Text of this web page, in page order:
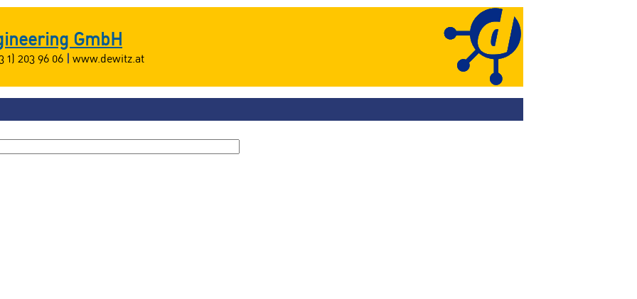
GmbH
1) 203 96 06 www.dewitz.at